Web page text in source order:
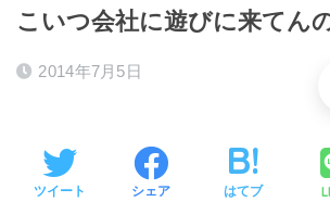
こいつ会社に遊びに来てん
2014年7月5日
ツイート シェア はてブ